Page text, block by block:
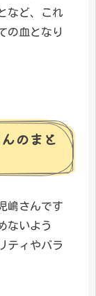
など、これ
の血となり
のまと
嶋さんです
ないよう
ティやバラ